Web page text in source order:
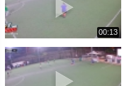
00:13